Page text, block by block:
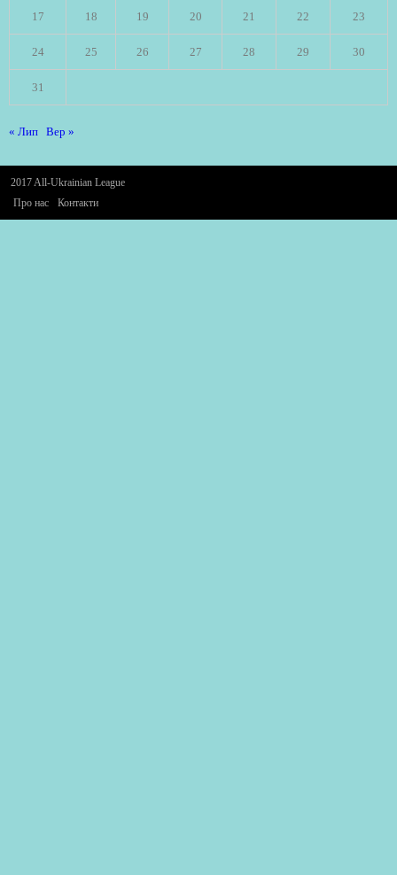
17 18 19 20 21 22 23
24 25 26 27 28 29 30
31
« Лип Вер »
2017 All-Ukrainian League
Про нас
Контакти